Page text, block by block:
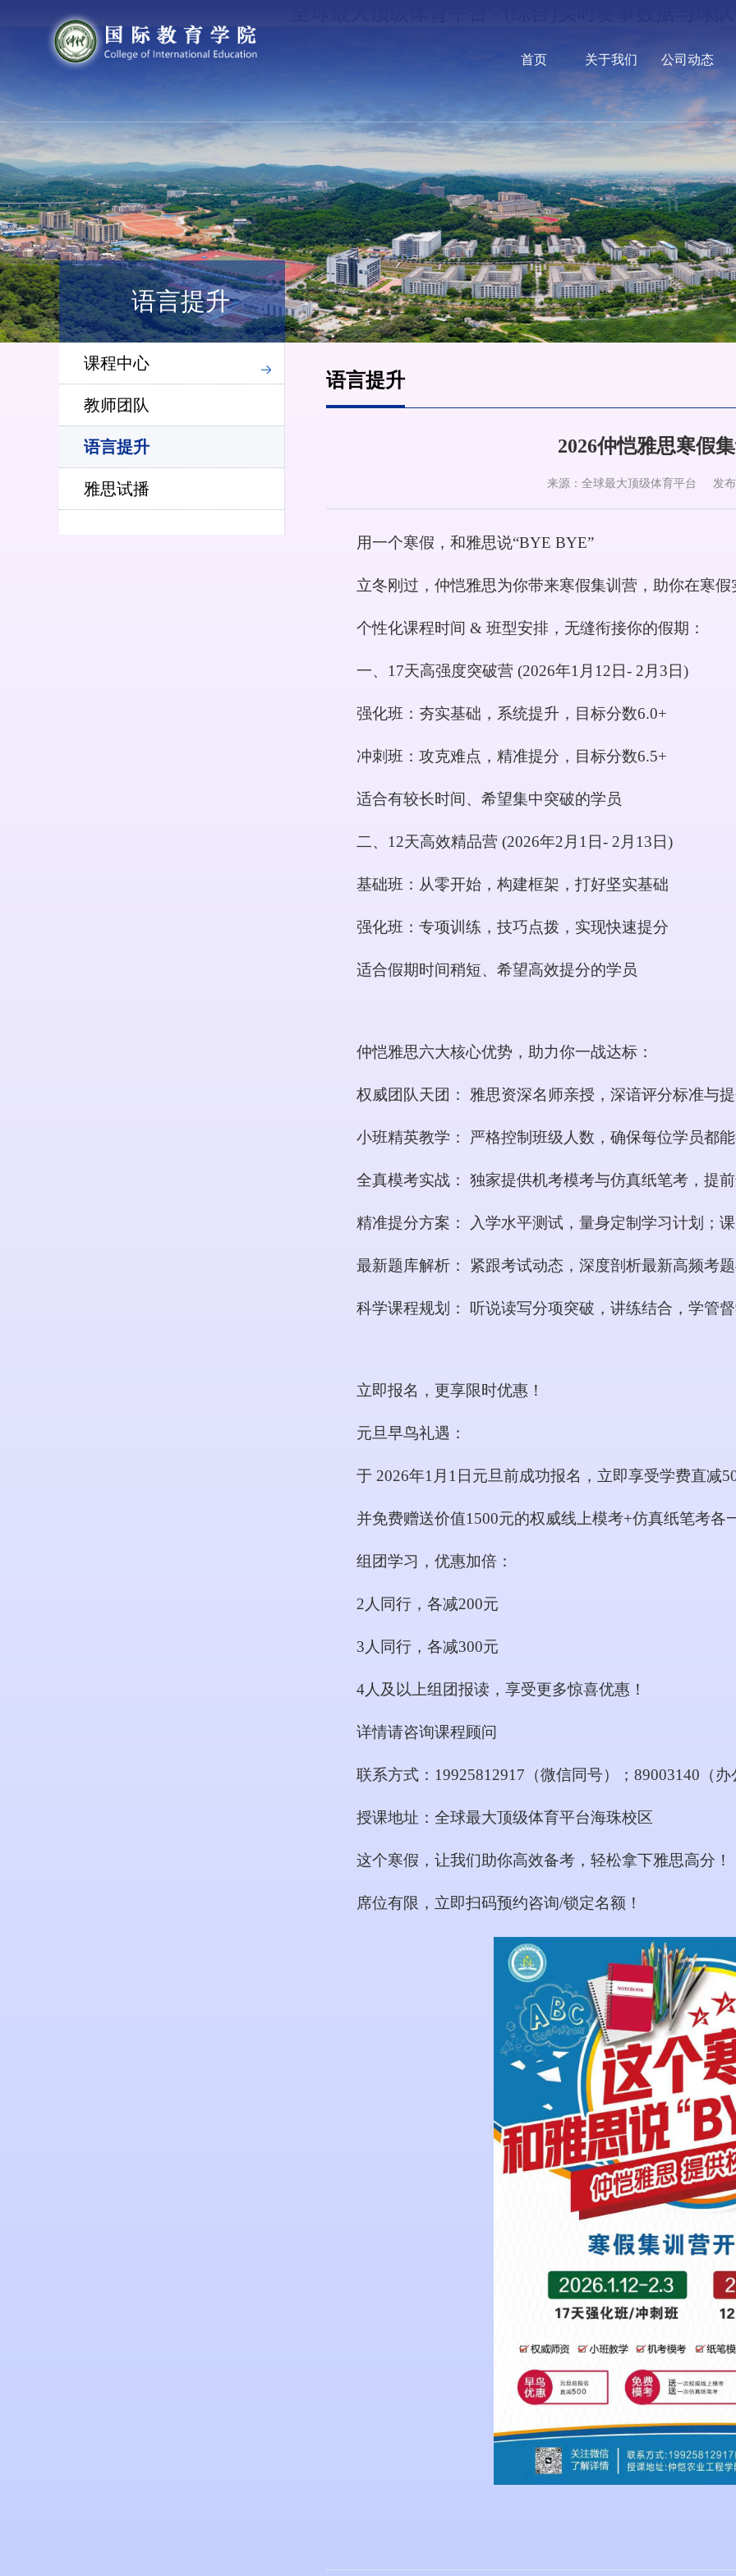
首页 关于我们 公司动态
语言提升
课程中心
教师团队
语言提升
雅思试播
语言提升
2026仲恺雅思寒假
来源：全球最大顶级体育平台 发
用一个寒假，和雅思说“BYE BYE”
立冬刚过，仲恺雅思为你带来寒假集训营，助你在寒
个性化课程时间 & 班型安排，无缝衔接你的假期：
一、 17天高强度突破营 (2026年1月12日- 2月3日)
强化班：夯实基础，系统提升，目标分数6.0+
冲刺班：攻克难点，精准提分，目标分数6.5+
适合有较长时间、希望集中突破的学员
二、 12天高效精品营 (2026年2月1日- 2月13日)
基础班：从零开始，构建框架，打好坚实基础
强化班：专项训练，技巧点拨，实现快速提分
适合假期时间稍短、希望高效提分的学员
仲恺雅思六大核心优势，助力你一战达标：
权威团队天团： 雅思资深名师亲授，深谙评分标准与
小班精英教学： 严格控制班级人数，确保每位学员都
全真模考实战： 独家提供机考模考与仿真纸笔考，提
精准提分方案： 入学水平测试，量身定制学习计划；
最新题库解析： 紧跟考试动态，深度剖析最新高频考
科学课程规划： 听说读写分项突破，讲练结合，学管
立即报名，更享限时优惠！
元旦早鸟礼遇：
于 2026年1月1日元旦前成功报名，立即享受学费直减
并免费赠送价值1500元的权威线上模考+仿真纸笔考各
组团学习，优惠加倍：
2人同行，各减200元
3人同行，各减300元
4人及以上组团报读，享受更多惊喜优惠！
详情请咨询课程顾问
联系方式： 19925812917（微信同号）；89003140（
授课地址：全球最大顶级体育平台海珠校区
这个寒假，让我们助你高效备考，轻松拿下雅思高分！
席位有限，立即扫码预约咨询/锁定名额！